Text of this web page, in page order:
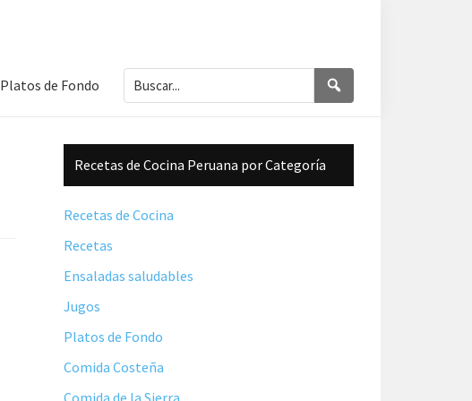
Platos de Fondo Buscar...
Barra
lateral
principal
Recetas de Cocina Peruana por Categoría
Recetas de Cocina
Recetas
Ensaladas saludables
Jugos
Platos de Fondo
Comida Costeña
Comida de la Sierra